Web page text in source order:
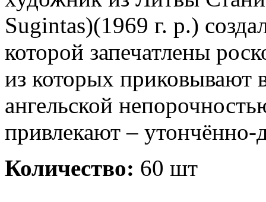
Sugintas)(1969 г. р.)
которой запечатлены
из которых приковывают
ангельской
привлекают – утончённо-
Количество: 60 шт